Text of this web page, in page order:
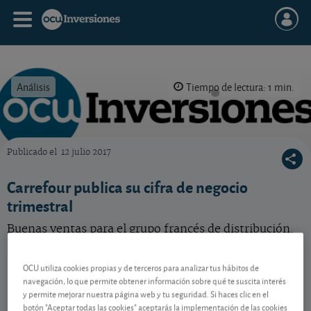
Análisis Tiempo de lectura: 1 min.
Publicado el 12 julio 2017
Carrefour publica su cifra de negocio
trimestral
Buenas ventas para el grupo francés de distribución.
FR0000120172
10/08/2026 París
-0,04 EUR (-0,25 %)
OCU utiliza cookies propias y de terceros para analizar tus hábitos de
navegación, lo que permite obtener información sobre qué te suscita interés
y permite mejorar nuestra página web y tu seguridad. Si haces clic en el
botón "Aceptar todas las cookies" aceptarás la implementación de las cookies